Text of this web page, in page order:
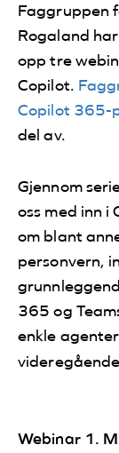
Faggruppen
Rogaland
opp tre
Copilot.
Copilot 365-
del av.
Gjennom
oss med inn i
om blant
personvern,
365 og
enkle
Webinar 1.